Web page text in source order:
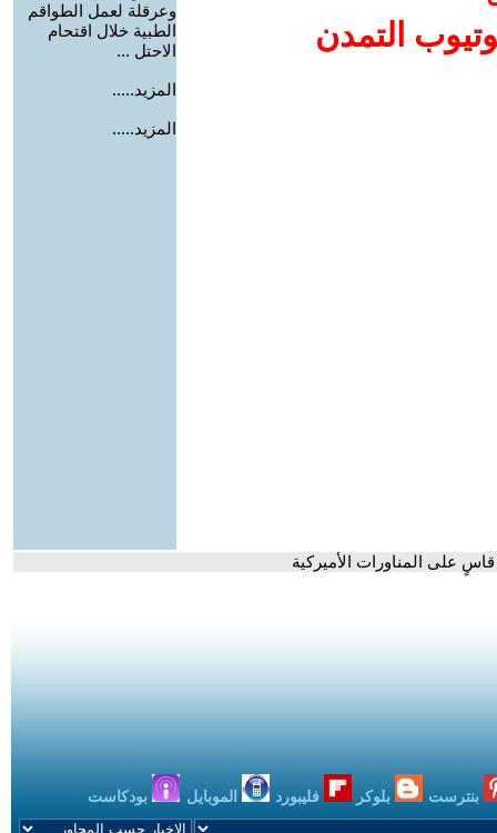
التمدن
وعرقلة لعمل الطواقم
الطبية خلال اقتحام
الاحتل ...
المزيد.....
المزيد.....
على المناورات الأميركية
بنترست بلوكر فليبورد الموبايل بودكاست